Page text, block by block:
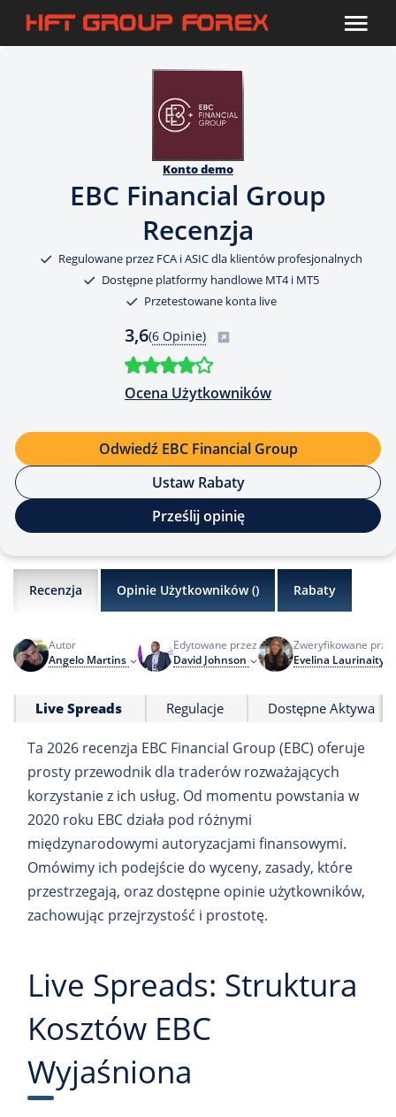
Konto demo
EBC Financial Group
Recenzja
Regulowane przez FCA i ASIC dla klientów profesjonalnych
Dostępne platformy handlowe MT4 i MT5
Przetestowane konta live
3,6(6 Opinie)
Ocena Użytkowników
Odwiedź EBC Financial Group
Ustaw Rabaty
Prześlij opinię
Recenzja Opinie Użytkowników () Rabaty
Autor
Angelo Martins
Edytowane przez
David Johnson
Zweryfikowane
Evelina
Live Spreads Regulacje Dostępne Aktywa
Ta 2026 recenzja EBC Financial Group (EBC) oferuje
prosty przewodnik dla traderów rozważających
korzystanie z ich usług. Od momentu powstania w
2020 roku EBC działa pod różnymi
międzynarodowymi autoryzacjami finansowymi.
Omówimy ich podejście do wyceny, zasady, które
przestrzegają, oraz dostępne opinie użytkowników,
zachowując przejrzystość i prostotę.
Live Spreads: Struktura
Kosztów EBC
Wyjaśniona